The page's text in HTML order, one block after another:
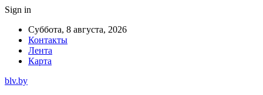
Sign in
Суббота, 8 августа, 2026
Контакты
Лента
Карта
blv.by